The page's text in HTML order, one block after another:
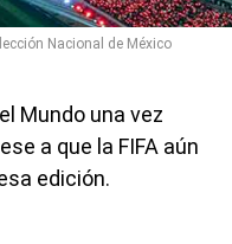
Nacional de México
Mundo una vez
a que la FIFA aún
edición.